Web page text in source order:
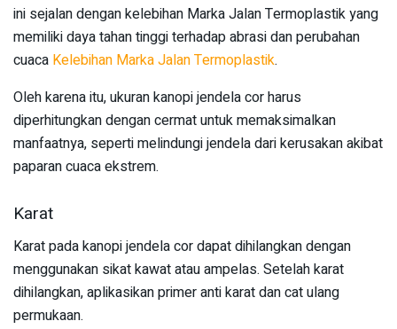
ini sejalan dengan kelebihan Marka Jalan Termoplastik yang
memiliki daya tahan tinggi terhadap abrasi dan perubahan
cuaca Kelebihan Marka Jalan Termoplastik.
Oleh karena itu, ukuran kanopi jendela cor harus
diperhitungkan dengan cermat untuk memaksimalkan
manfaatnya, seperti melindungi jendela dari kerusakan akibat
paparan cuaca ekstrem.
Karat
Karat pada kanopi jendela cor dapat dihilangkan dengan
menggunakan sikat kawat atau ampelas. Setelah karat
dihilangkan, aplikasikan primer anti karat dan cat ulang
permukaan.